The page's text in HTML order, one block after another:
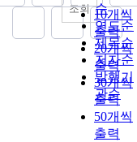
순
연도순
제목순
저자순
발행기
관순
10개씩
출력
20개씩
출력
30개씩
출력
50개씩
출력
조회